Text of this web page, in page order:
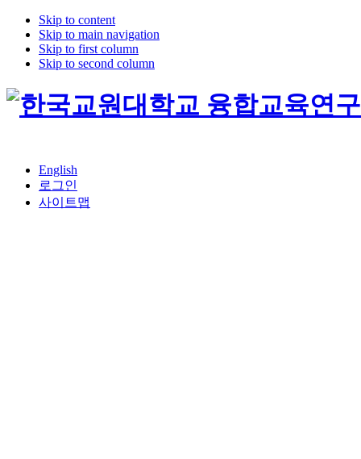
Skip to content
Skip to main navigation
Skip to first column
Skip to second column
English
로그인
사이트맵